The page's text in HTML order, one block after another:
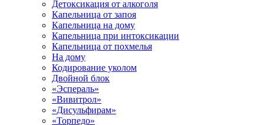
Детоксикация от алкоголя
Капельница от запоя
Капельница на дому
Капельница при интоксикации
Капельница от похмелья
На дому
Кодирование уколом
Двойной блок
«Эспераль»
«Вивитрол»
«Дисульфирам»
«Торпедо»